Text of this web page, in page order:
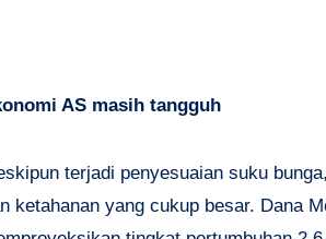
AS masih tangguh
terjadi penyesuaian suku
ketahanan yang cukup besar. Dana